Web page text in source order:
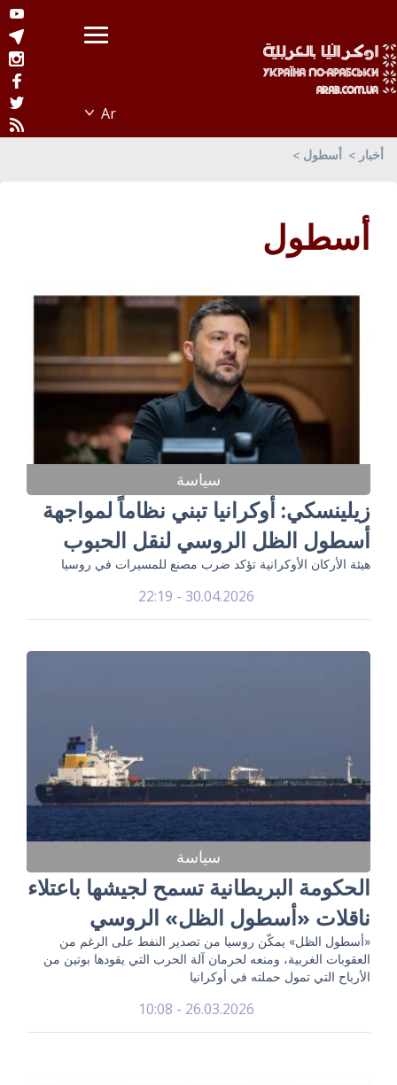
أخبار أسطول
أسطول
سياسة
زيلينسكي: أوكرانيا تبني نظاماً لمواجهة
أسطول الظل الروسي لنقل الحبوب
هيئة الأركان الأوكرانية تؤكد ضرب مصنع للمسيرات في روسيا
30.04.2026 - 22:19
سياسة
الحكومة البريطانية تسمح لجيشها باعتلاء
ناقلات «أسطول الظل» الروسي
«أسطول الظل» يمكّن روسيا من تصدير النفط على الرغم من
العقوبات الغربية، ومنعه لحرمان آلة الحرب التي يقودها بوتين من
الأرباح التي تمول حملته في أوكرانيا
26.03.2026 - 10:08